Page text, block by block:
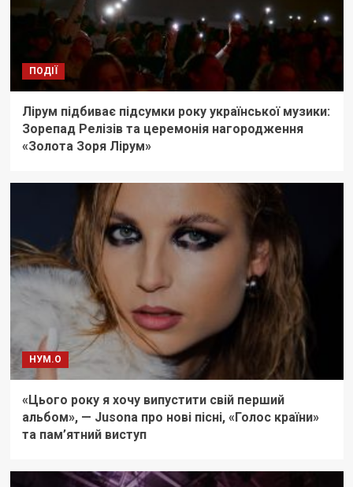
ПОДІЇ
Лірум підбиває підсумки року української музики:
Зорепад Релізів та церемонія нагородження
«Золота Зоря Лірум»
НУМ.О
«Цього року я хочу випустити свій перший
альбом», — Jusona про нові пісні, «Голос країни»
та пам’ятний виступ